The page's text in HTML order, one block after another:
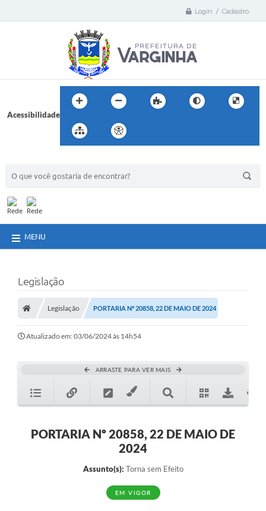
Login / Cadastro
Acessibilidade
MENU
Legislação
Legislação PORTARIA Nº 20858, 22 DE MAIO DE 2024
Atualizado em: 03/06/2024 às 14h54
ARRASTE PARA VER MAIS
PORTARIA Nº 20858, 22 DE MAIO DE
2024
Assunto(s): Torna sem Efeito
EM VIGOR